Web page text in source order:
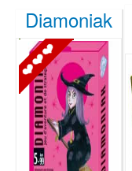
Diamoniak